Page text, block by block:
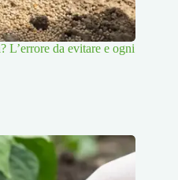
L’errore da evitare e ogni